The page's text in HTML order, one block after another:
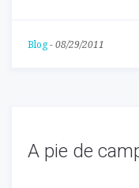
Blog- 08/29/2011
A pie de